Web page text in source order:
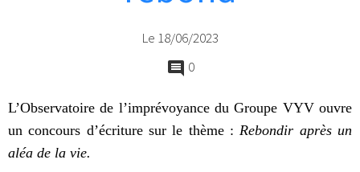
Le 18/06/2023
0
L’Observatoire de l’imprévoyance du Groupe VYV ouvre
un concours d’écriture sur le thème :Rebondir après un
aléa de la vie.